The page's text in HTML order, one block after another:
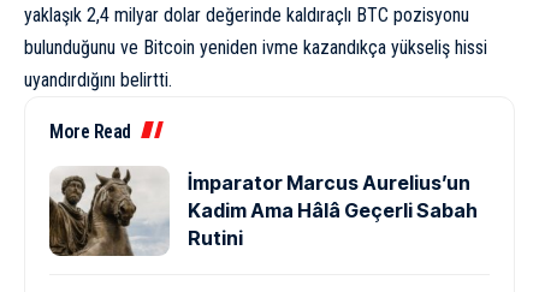
yaklaşık 2,4 milyar dolar değerinde kaldıraçlı BTC pozisyonu
bulunduğunu ve Bitcoin yeniden ivme kazandıkça yükseliş hissi
uyandırdığını belirtti.
More Read
İmparator Marcus Aurelius’un
Kadim Ama Hâlâ Geçerli Sabah
Rutini